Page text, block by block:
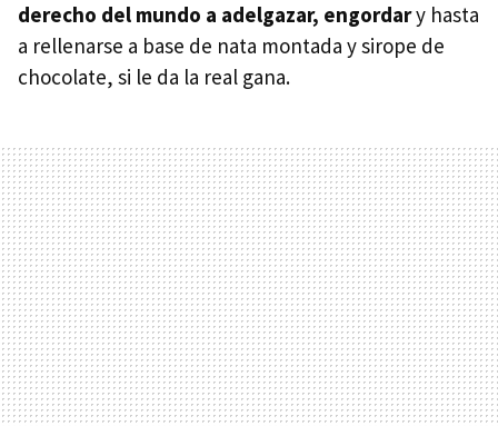
derecho del mundo a adelgazar, engordary hasta
a rellenarse a base de nata montada y sirope de
chocolate, si le da la real gana.